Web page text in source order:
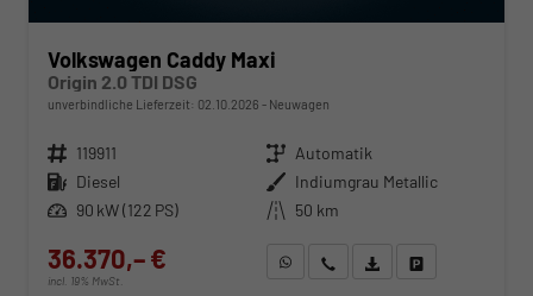
Volkswagen Caddy Maxi
Origin 2.0 TDI DSG
unverbindliche Lieferzeit: 02.10.2026 Neuwagen
Fahrzeugnr. 119911 Getriebe Automatik
Kraftstoff Diesel Außenfarbe Indiumgrau Metallic
Leistung 90 kW (122 PS) Kilometerstand 50 km
36.370,– €
incl. 19% MwSt.
WhatsApp anfragen
Wir rufen Sie anFahrzeugexposé (PDF)